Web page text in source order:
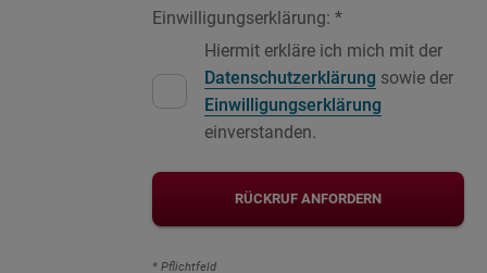
Einwilligungserklärung: *
Hiermit erkläre ich mich mit der
Datenschutzerklärung sowie der
Einwilligungserklärung
einverstanden.
RÜCKRUF ANFORDERN
* Pflichtfeld